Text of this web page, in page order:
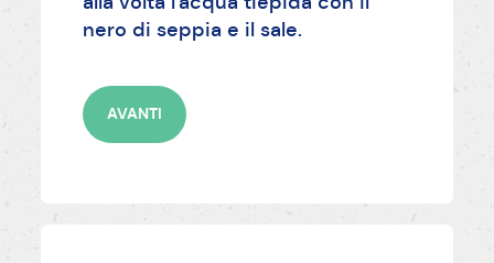
nero di seppia e il sale.
AVANTI